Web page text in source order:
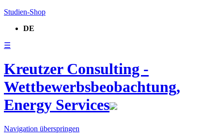
Studien-Shop
DE
☰
Kreutzer Consulting -
Wettbewerbsbeobachtung,
Energy Services
Navigation überspringen